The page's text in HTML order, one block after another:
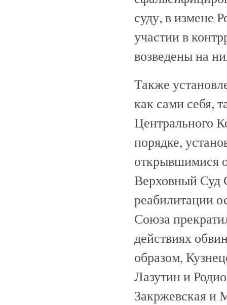
суду, в измене
участии в
возведены на
Также
как сами себя,
Центрального
порядке,
открывшимися
Верховный Суд
реабилитации
Союза
действиях
образом,
Лазутин и
Закржевская и